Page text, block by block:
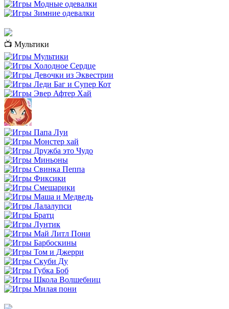
📺 Мультики